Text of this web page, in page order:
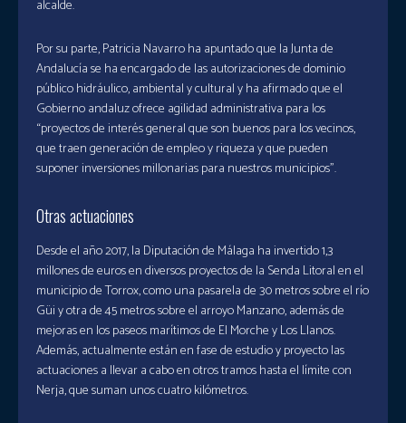
alcalde.
Por su parte, Patricia Navarro ha apuntado que la Junta de
Andalucía se ha encargado de las autorizaciones de dominio
público hidráulico, ambiental y cultural y ha afirmado que el
Gobierno andaluz ofrece agilidad administrativa para los
“proyectos de interés general que son buenos para los vecinos,
que traen generación de empleo y riqueza y que pueden
suponer inversiones millonarias para nuestros municipios”.
Otras actuaciones
Desde el año 2017, la Diputación de Málaga ha invertido 1,3
millones de euros en diversos proyectos de la Senda Litoral en el
municipio de Torrox, como una pasarela de 30 metros sobre el río
Güi y otra de 45 metros sobre el arroyo Manzano, además de
mejoras en los paseos marítimos de El Morche y Los Llanos.
Además, actualmente están en fase de estudio y proyecto las
actuaciones a llevar a cabo en otros tramos hasta el límite con
Nerja, que suman unos cuatro kilómetros.